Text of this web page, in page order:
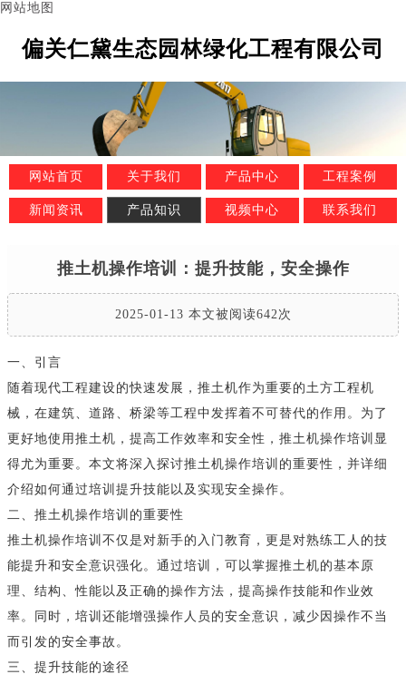
网站地图
偏关仁黛生态园林绿化工程有限公司
网站首页 关于我们 产品中心 工程案例
新闻资讯 产品知识 视频中心 联系我们
推土机操作培训：提升技能，安全操作
2025-01-13 本文被阅读642次
一、引言
随着现代工程建设的快速发展，推土机作为重要的土方工程机
械，在建筑、道路、桥梁等工程中发挥着不可替代的作用。为了
更好地使用推土机，提高工作效率和安全性，推土机操作培训显
得尤为重要。本文将深入探讨推土机操作培训的重要性，并详细
介绍如何通过培训提升技能以及实现安全操作。
二、推土机操作培训的重要性
推土机操作培训不仅是对新手的入门教育，更是对熟练工人的技
能提升和安全意识强化。通过培训，可以掌握推土机的基本原
理、结构、性能以及正确的操作方法，提高操作技能和作业效
率。同时，培训还能增强操作人员的安全意识，减少因操作不当
而引发的安全事故。
三、提升技能的途径